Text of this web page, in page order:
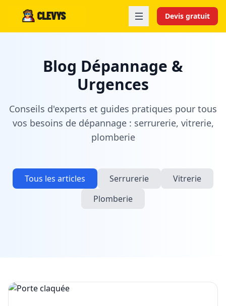
Devis gratuit
Blog Dépannage &
Urgences
Conseils d'experts et guides pratiques pour tous
vos besoins de dépannage : serrurerie, vitrerie,
plomberie
Tous les articles Serrurerie
Vitrerie
Plomberie